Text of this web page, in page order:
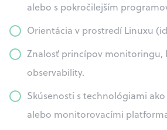
alebo s pokročilejším
Orientácia v prostredí Linuxu
Znalosť princípov monitoringu,
observability.
Skúsenosti s technológiami ako
alebo monitorovacími